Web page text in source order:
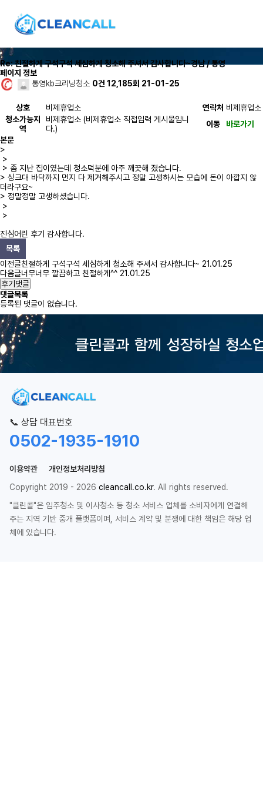
Re: 친절하게 구석구석 세심하게 청소해 주셔서 감사합니다~경남 / 통영
페이지 정보
통영kb크리닝청소 0건 12,185회 21-01-25
상호 비제휴업소 연락처 비제휴업소
청소가능지
역
비제휴업소 (비제휴업소 직접입력 게시물입니
다.)
이동
바로가기
본문
>
>
> 좀 지난 집이였는데 청소덕분에 아주 깨끗해 졌습니다.
> 싱크대 바닥까지 먼지 다 제거해주시고 정말 고생하시는 모습에 돈이 아깝지 않
더라구요~
> 정말정말 고생하셨습니다.
>
>
진심어린 후기 감사합니다.
목록
이전글친절하게 구석구석 세심하게 청소해 주셔서 감사합니다~ 21.01.25
다음글너무너무 깔끔하고 친절하게^^ 21.01.25
후기댓글
댓글목록
등록된 댓글이 없습니다.
📞 상담 대표번호
0502-1935-1910
이용약관
개인정보처리방침
Copyright 2019 - 2026 cleancall.co.kr. All rights reserved.
"클린콜"은 입주청소 및 이사청소 등 청소 서비스 업체를 소비자에게 연결해
주는 지역 기반 중개 플랫폼이며, 서비스 계약 및 분쟁에 대한 책임은 해당 업
체에 있습니다.